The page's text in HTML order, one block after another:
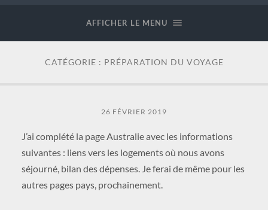
AFFICHER LE MENU
CATÉGORIE : PRÉPARATION DU VOYAGE
26 FÉVRIER 2019
J’ai complété la page Australie avec les informations
suivantes : liens vers les logements où nous avons
séjourné, bilan des dépenses. Je ferai de même pour les
autres pages pays, prochainement.